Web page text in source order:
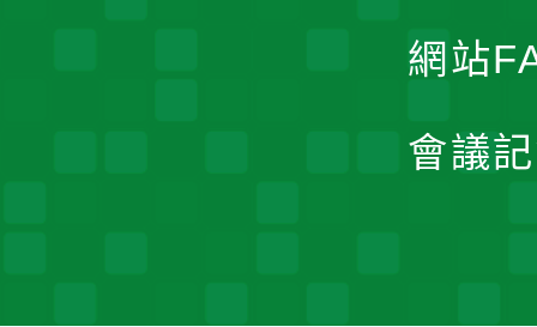
網站
會議